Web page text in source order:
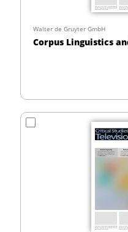
Walter de Gruyter GmbH
Corpus Linguistics